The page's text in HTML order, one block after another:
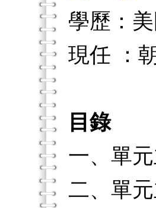
學歷：
現任 ：
目錄
一、單
二、單